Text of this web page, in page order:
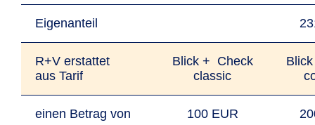
Eigenanteil
R+V erstattet
aus Tarif
Blick + Check
classic
einen Betrag von 100 EUR